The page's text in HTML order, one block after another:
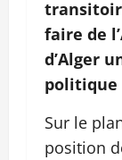
faire de
d’Alger
politique
Sur le
position